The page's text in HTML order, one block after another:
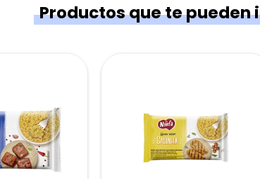
Productos que te pueden